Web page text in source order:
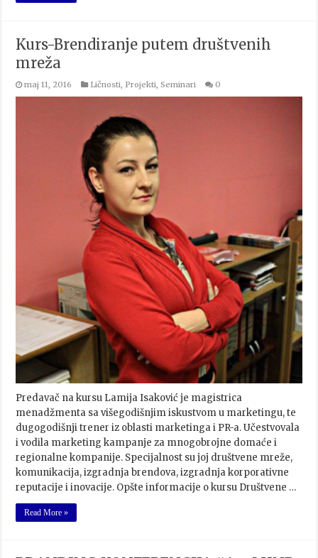
Kurs-Brendiranje putem društvenih
mreža
maj 11, 2016 Ličnosti, Projekti,Seminari 0
Predavač na kursu Lamija Isaković je magistrica
menadžmenta sa višegodišnjim iskustvom u marketingu, te
dugogodišnji trener iz oblasti marketinga i PR-a. Učestvovala
i vodila marketing kampanje za mnogobrojne domaće i
regionalne kompanije. Specijalnost su joj društvene mreže,
komunikacija, izgradnja brendova, izgradnja korporativne
reputacije i inovacije. Opšte informacije o kursu Društvene …
Read More »